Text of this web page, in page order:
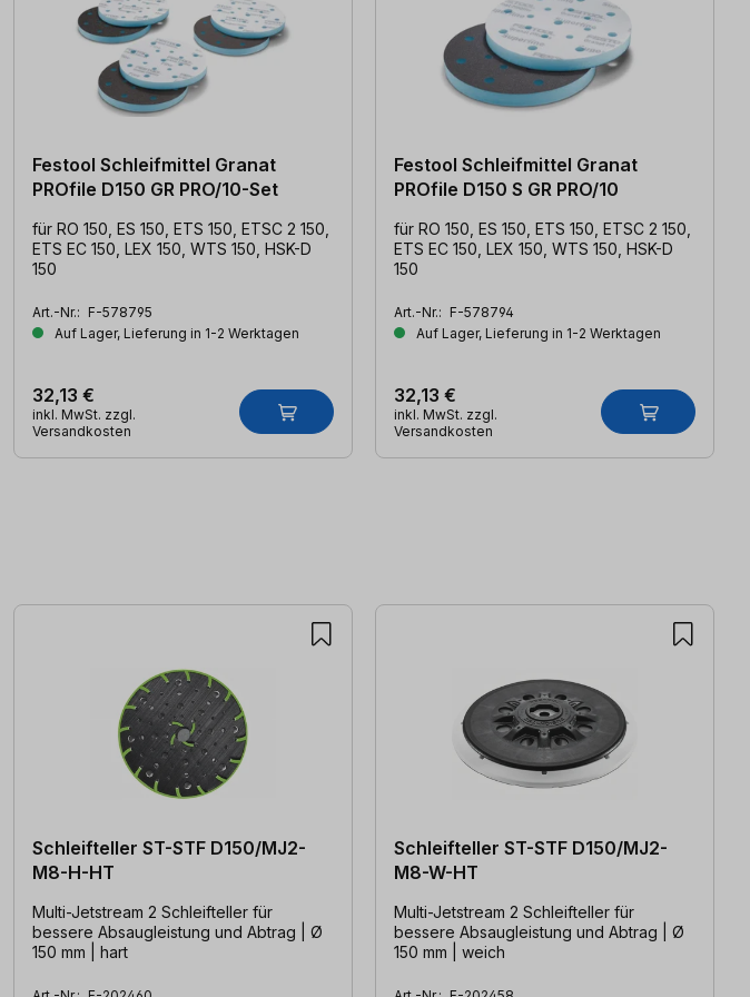
Festool Schleifmittel Granat
PROfile D150 GR PRO/10-Set
für RO 150, ES 150, ETS 150, ETSC 2 150,
ETS EC 150, LEX 150, WTS 150, HSK-D
150
Art.-Nr.: F-578795
Auf Lager, Lieferung in 1-2 Werktagen
32,13 €
inkl. MwSt. zzgl.
Versandkosten
Festool Schleifmittel Granat
PROfile D150 S GR PRO/10
für RO 150, ES 150, ETS 150, ETSC 2 150,
ETS EC 150, LEX 150, WTS 150, HSK-D
150
Art.-Nr.: F-578794
Auf Lager, Lieferung in 1-2 Werktagen
32,13 €
inkl. MwSt. zzgl.
Versandkosten
Schleifteller ST-STF D150/MJ2-
M8-H-HT
Multi-Jetstream 2 Schleifteller für
bessere Absaugleistung und Abtrag | Ø
150 mm | hart
Schleifteller ST-STF D150/MJ2-
M8-W-HT
Multi-Jetstream 2 Schleifteller für
bessere Absaugleistung und Abtrag | Ø
150 mm | weich